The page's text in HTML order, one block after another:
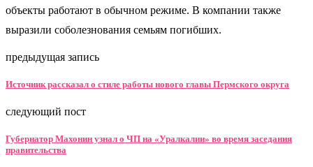
объекты работают в обычном режиме. В компании также
выразили соболезнования семьям погибших.
предыдущая запись
Источник рассказал о стиле работы нового главы Пермского округа
следующий пост
Губернатор Махонин узнал о ЧП на «Уралкалии» во время заседания
правительства